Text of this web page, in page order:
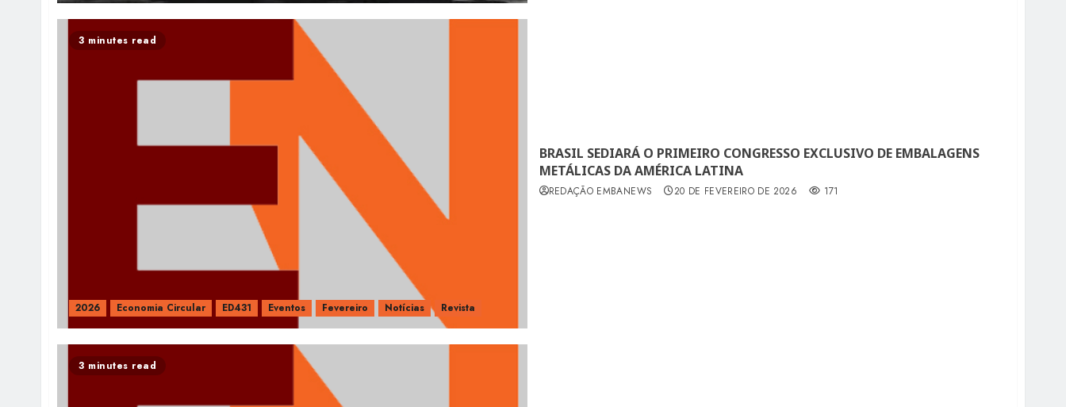
3 minutes read
2026 Economia Circular ED431 Eventos Fevereiro Notícias Revista
BRASIL SEDIARÁ O PRIMEIRO CONGRESSO EXCLUSIVO DE EMBALAGENS
METÁLICAS DA AMÉRICA LATINA
REDAÇÃO EMBANEWS 20 DE FEVEREIRO DE 2026 171
3 minutes read